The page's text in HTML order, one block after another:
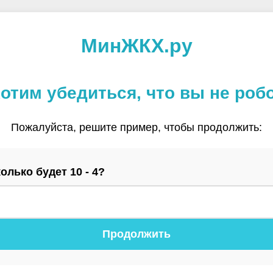
МинЖКХ.ру
убедиться, что вы не
Пожалуйста, решите пример, чтобы продолжить:
будет 10 - 4?
Продолжить